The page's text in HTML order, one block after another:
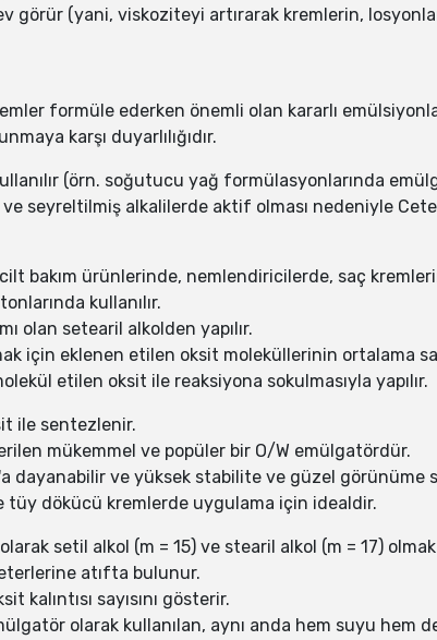
(yani, viskoziteyi artırarak kremlerin,
formüle ederken önemli olan kararlı
karşı duyarlılığıdır.
(örn. soğutucu yağ formülasyonlarında
seyreltilmiş alkalilerde aktif olması nedeniyle
bakım ürünlerinde, nemlendiricilerde, saç
kullanılır.
olan setearil alkolden yapılır.
için eklenen etilen oksit moleküllerinin ortalama
etilen oksit ile reaksiyona sokulmasıyla yapılır.
ile sentezlenir.
mükemmel ve popüler bir O/W emülgatördür.
dayanabilir ve yüksek stabilite ve güzel görünüme
tüy dökücü kremlerde uygulama için idealdir.
setil alkol (m = 15) ve stearil alkol (m = 17)
eterlerine atıfta bulunur.
kalıntısı sayısını gösterir.
olarak kullanılan, aynı anda hem suyu hem